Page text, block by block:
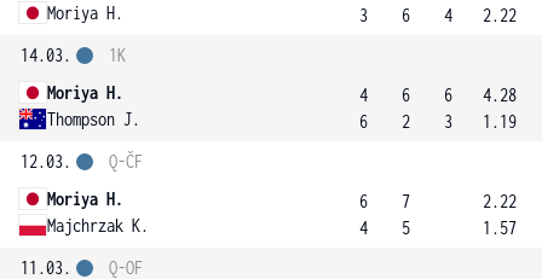
Moriya H.
3
6
4
2.22
14.03.
Moriya H.
Thompson J.
1K
4
6
6
2
6
3
4.28
1.19
12.03.
Moriya H.
Majchrzak K.
Q-ČF
6
4
7
5
2.22
1.57
11.03.
Q-OF